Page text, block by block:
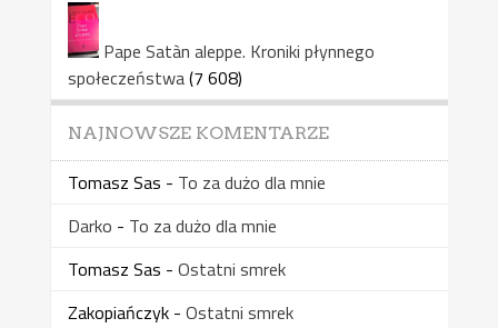
Pape Satàn aleppe. Kroniki płynnego
społeczeństwa(7 608)
NAJNOWSZE KOMENTARZE
Tomasz Sas - To za dużo dla mnie
Darko - To za dużo dla mnie
Tomasz Sas - Ostatni smrek
Zakopiańczyk- Ostatni smrek